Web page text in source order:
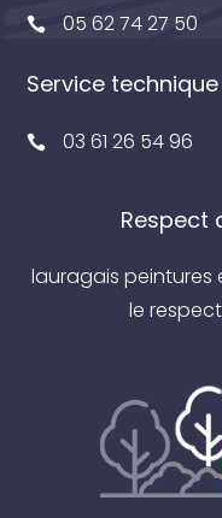
05 62 74 27 50
Service technique
03 61 26 54 96
Respect
lauragais
le